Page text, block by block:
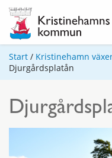
Start / Kristinehamn
Djurgårdsplatån